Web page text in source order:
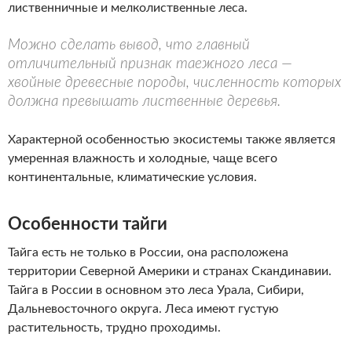
лиственничные и мелколиственные леса.
Можно сделать вывод, что главный
отличительный признак таежного леса —
хвойные древесные породы, численность которых
должна превышать лиственные деревья.
Характерной особенностью экосистемы также является
умеренная влажность и холодные, чаще всего
континентальные, климатические условия.
Особенности тайги
Тайга есть не только в России, она расположена
территории Северной Америки и странах Скандинавии.
Тайга в России в основном это леса Урала, Сибири,
Дальневосточного округа. Леса имеют густую
растительность, трудно проходимы.